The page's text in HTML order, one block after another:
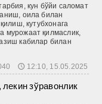
кун бўйи саломат
оила билан
кутубхонага
қилмаслик,
кабилар билан
🕔 12:10, 15.05.2025
зўравонлик